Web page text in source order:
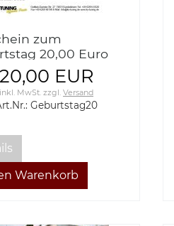
zum
20,00 Euro
20,00 EUR
inkl. MwSt. zzgl.Versand
Geburtstag20